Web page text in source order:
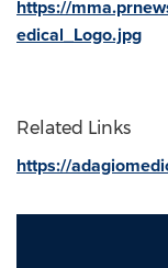
https://
edical_Logo.jpg
Related Links
https://